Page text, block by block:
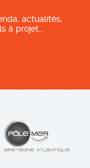
actualités,
à projet…